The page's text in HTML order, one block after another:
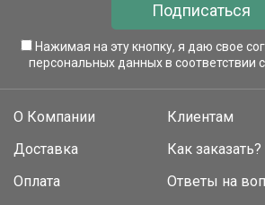
Подписаться
Нажимая на эту кнопку, я даю свое
персональных данных в соответствии
О Компании
Доставка
Оплата
Клиентам
Как заказать?
Ответы на